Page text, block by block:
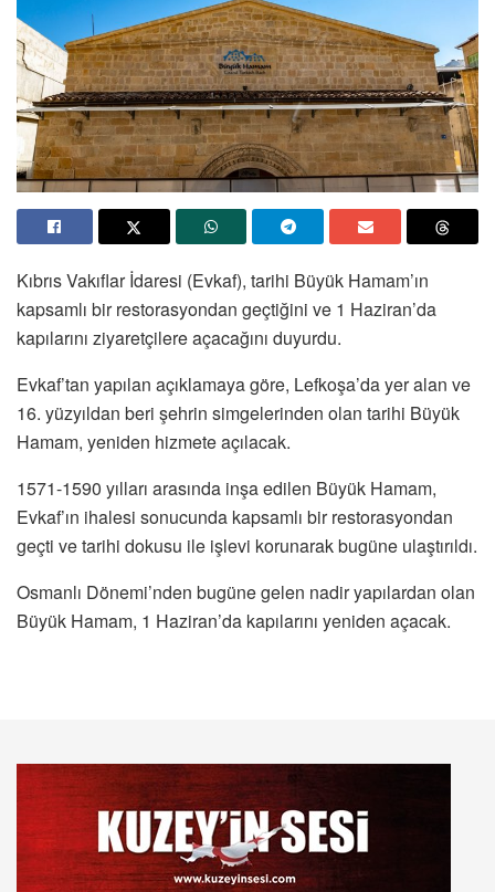
Kıbrıs Vakıflar İdaresi (Evkaf), tarihi Büyük Hamam’ın
kapsamlı bir restorasyondan geçtiğini ve 1 Haziran’da
kapılarını ziyaretçilere açacağını duyurdu.
Evkaf’tan yapılan açıklamaya göre, Lefkoşa’da yer alan ve
16. yüzyıldan beri şehrin simgelerinden olan tarihi Büyük
Hamam, yeniden hizmete açılacak.
1571-1590 yılları arasında inşa edilen Büyük Hamam,
Evkaf’ın ihalesi sonucunda kapsamlı bir restorasyondan
geçti ve tarihi dokusu ile işlevi korunarak bugüne ulaştırıldı.
Osmanlı Dönemi’nden bugüne gelen nadir yapılardan olan
Büyük Hamam, 1 Haziran’da kapılarını yeniden açacak.